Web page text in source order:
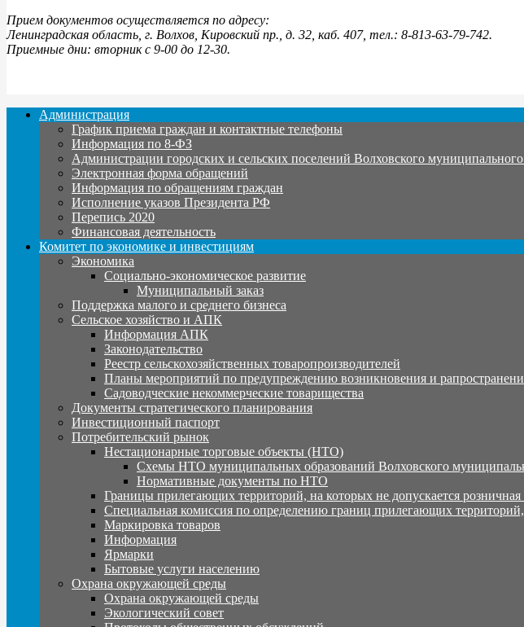
Прием документов осуществляется по адресу:
Ленинградская область, г. Волхов, Кировский пр., д. 32, каб. 407, тел.: 8-813-63-79-742.
Приемные дни: вторник с 9-00 до 12-30.
Администрация
График приема граждан и контактные телефоны
Информация по 8-ФЗ
Администрации городских и сельских поселений Волховского
Электронная форма обращений
Информация по обращениям граждан
Исполнение указов Президента РФ
Перепись 2020
Финансовая деятельность
Комитет по экономике и инвестициям
Экономика
Социально-экономическое развитие
Муниципальный заказ
Поддержка малого и среднего бизнеса
Сельское хозяйство и АПК
Информация АПК
Законодательство
Реестр сельскохозяйственных товаропроизводителей
Планы мероприятий по предупреждению возникновения и
Садоводческие некоммерческие товарищества
Документы стратегического планирования
Инвестиционный паспорт
Потребительский рынок
Нестационарные торговые объекты (НТО)
Схемы НТО муниципальных образований Волховского
Нормативные документы по НТО
Границы прилегающих территорий, на которых не допускается
Специальная комиссия по определению границ прилегающих
Маркировка товаров
Информация
Ярмарки
Бытовые услуги населению
Охрана окружающей среды
Охрана окружающей среды
Экологический совет